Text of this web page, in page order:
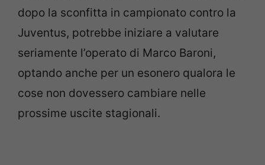
dopo la sconfitta in campionato contro la
Juventus, potrebbe iniziare a valutare
seriamente l’operato di Marco Baroni,
optando anche per un esonero qualora le
cose non dovessero cambiare nelle
prossime uscite stagionali.